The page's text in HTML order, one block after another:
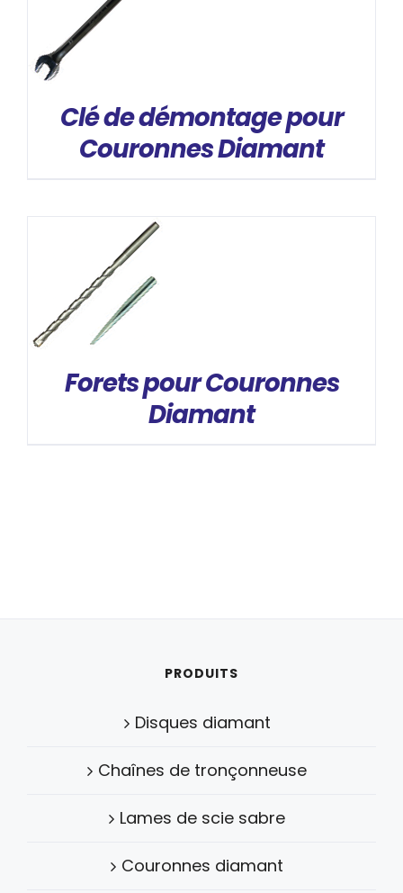
DÉTAILS
Clé de démontage pour
Couronnes Diamant
DÉTAILS
Forets pour Couronnes
Diamant
PRODUITS
Disques diamant
Chaînes de tronçonneuse
Lames de scie sabre
Couronnes diamant